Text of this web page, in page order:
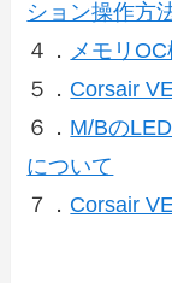
ション操作方
４． メモリ
５． Corsair
６． M/Bの
について
７． Corsair